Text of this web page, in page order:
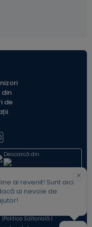
de
Descarcă din
Online |
|Politica Editorială |
ai revenit! Sunt aici
ai nevoie de